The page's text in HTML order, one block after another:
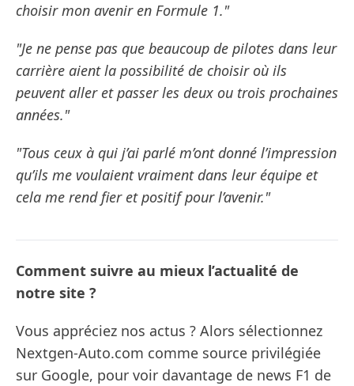
choisir mon avenir en Formule 1."
"Je ne pense pas que beaucoup de pilotes dans leur
carrière aient la possibilité de choisir où ils
peuvent aller et passer les deux ou trois prochaines
années."
"Tous ceux à qui j’ai parlé m’ont donné l’impression
qu’ils me voulaient vraiment dans leur équipe et
cela me rend fier et positif pour l’avenir."
Comment suivre au mieux l’actualité de
notre site ?
Vous appréciez nos actus ? Alors sélectionnez
Nextgen-Auto.com comme source privilégiée
sur Google, pour voir davantage de news F1 de